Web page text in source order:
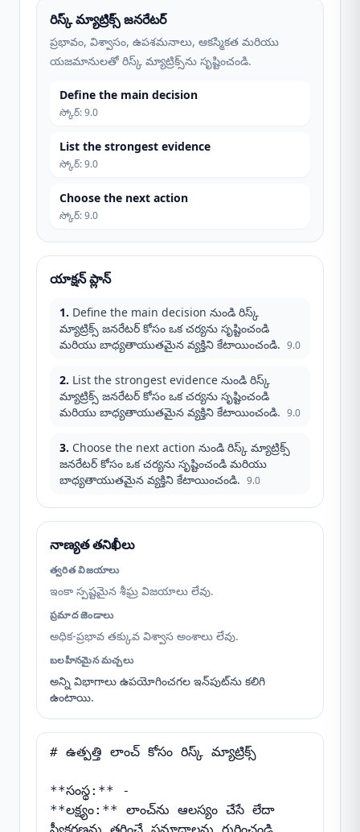
రిస్క్ మ్యాట్రిక్స్ జనరేటర్
ప్రభావం, విశ్వాసం, ఉపశమనాలు, ఆకస్మికత మరియు
యజమానులతో రిస్క్ మ్యాట్రిక్స్‌ను సృష్టించండి.
Define the main decision
స్కోర్:9.0
List the strongest evidence
స్కోర్:9.0
Choose the next action
స్కోర్:9.0
యాక్షన్ ప్లాన్
1. Define the main decision నుండి రిస్క్
మ్యాట్రిక్స్ జనరేటర్ కోసం ఒక చర్యను సృష్టించండి
మరియు బాధ్యతాయుతమైన వ్యక్తిని కేటాయించండి. 9.0
2. List the strongest evidence నుండి రిస్క్
మ్యాట్రిక్స్ జనరేటర్ కోసం ఒక చర్యను సృష్టించండి
మరియు బాధ్యతాయుతమైన వ్యక్తిని కేటాయించండి. 9.0
3. Choose the next action నుండి రిస్క్ మ్యాట్రిక్స్
జనరేటర్ కోసం ఒక చర్యను సృష్టించండి మరియు
బాధ్యతాయుతమైన వ్యక్తిని కేటాయించండి. 9.0
నాణ్యత తనిఖీలు
త్వరిత విజయాలు
ఇంకా స్పష్టమైన శీఘ్ర విజయాలు లేవు.
ప్రమాద జెండాలు
అధిక-ప్రభావ తక్కువ విశ్వాస అంశాలు లేవు.
బలహీనమైన మచ్చలు
అన్ని విభాగాలు ఉపయోగించగల ఇన్‌పుట్‌ను కలిగి
ఉంటాయి.